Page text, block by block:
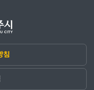
차장
마을 주차장
영주차장
침